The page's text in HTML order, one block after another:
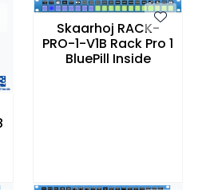
Skaarhoj RACK-
PRO-1-V1B Rack Pro 1
BluePill Inside